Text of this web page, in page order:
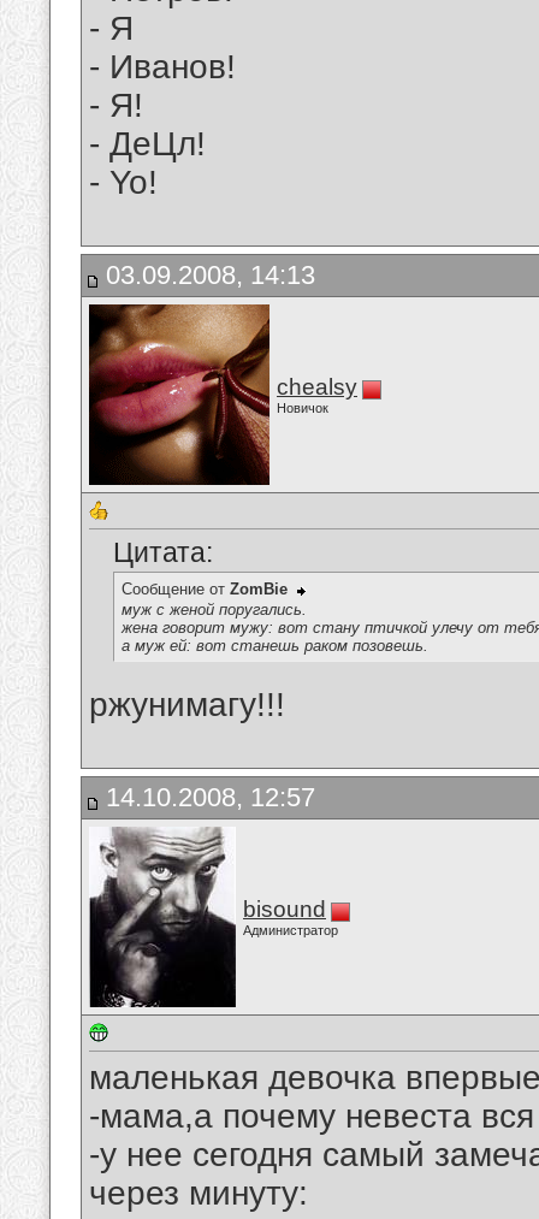
- Я
- Иванов!
- Я!
- ДеЦл!
- Yo!
03.09.2008, 14:13
chealsy
Новичок
Цитата:
Сообщение от ZomBie
муж с женой поругались.
жена говорит мужу: вот стану птичкой улечу от
а муж ей: вот станешь раком позовешь.
ржунимагу!!!
14.10.2008, 12:57
bisound
Администратор
маленькая девочка
-мама,а почему невеста
-у нее сегодня самый
через минуту: